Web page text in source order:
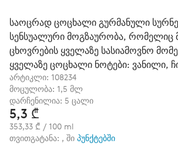
საოცრად ცოცხალი გურმანული
სენსუალური მოგზაურობა, რომელიც
ცხოვრების ყველაზე სასიამოვნო
ყველაზე ცოცხალი ნოტები: ვანილი,
არტიკლი: 108234
მოცულობა: 1,5 მლ
დარჩენილია: 5 ცალი
5,3 ₾
353,33 ₾ / 100 ml
თვითგატანა: , ში პუნქტებში